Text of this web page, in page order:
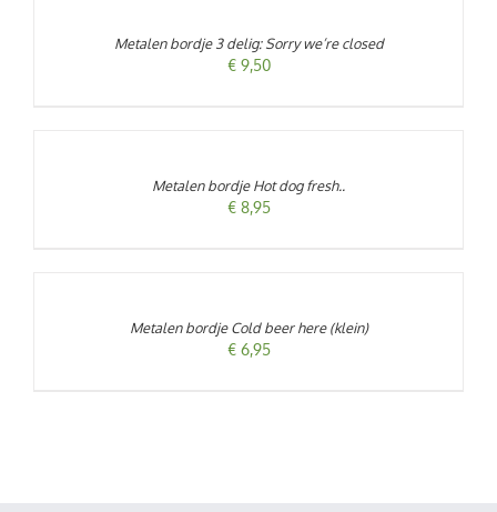
Metalen bordje 3 delig: Sorry we’re closed
€9,50
Metalen bordje Hot dog fresh..
€8,95
Metalen bordje Cold beer here (klein)
€6,95